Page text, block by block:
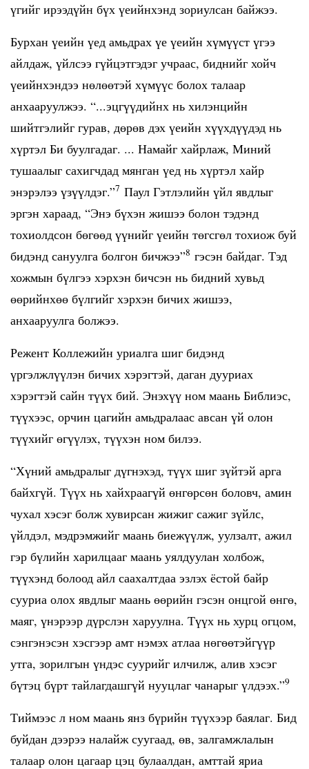
үгийг ирээдүйн бүх үеийнхэнд зориулсан байжээ.
Бурхан үеийн үед амьдрах үе үеийн хүмүүст үгээ
айлдаж, үйлсээ гүйцэтгэдэг учраас, биднийг хойч
үеийнхэндээ нөлөөтэй хүмүүс болох талаар
анхааруулжээ. “...эцгүүдийнх нь хилэнцийн
шийтгэлийг гурав, дөрөв дэх үеийн хүүхдүүдэд нь
хүртэл Би буулгадаг. ... Намайг хайрлаж, Миний
тушаалыг сахигчдад мянган үед нь хүртэл хайр
энэрэлээ үзүүлдэг.”7 Паул Гэтлэлийн үйл явдлыг
эргэн хараад, “Энэ бүхэн жишээ болон тэдэнд
тохиолдсон бөгөөд үүнийг үеийн төгсгөл тохиож буй
бидэнд сануулга болгон бичжээ”8 гэсэн байдаг. Тэд
хожмын бүлгээ хэрхэн бичсэн нь бидний хувьд
өөрийнхөө бүлгийг хэрхэн бичих жишээ,
анхааруулга болжээ.
Режент Коллежийн уриалга шиг бидэнд
үргэлжлүүлэн бичих хэрэгтэй, даган дууриах
хэрэгтэй сайн түүх бий. Энэхүү ном маань Библиэс,
түүхээс, орчин цагийн амьдралаас авсан үй олон
түүхийг өгүүлэх, түүхэн ном билээ.
“Хүний амьдралыг дүгнэхэд, түүх шиг зүйтэй арга
байхгүй. Түүх нь хайхраагүй өнгөрсөн боловч, амин
чухал хэсэг болж хувирсан жижиг сажиг зүйлс,
үйлдэл, мэдрэмжийг маань биежүүлж, уулзалт, ажил
гэр бүлийн харилцааг маань уялдуулан холбож,
түүхэнд болоод айл саахалтдаа эзлэх ёстой байр
сууриа олох явдлыг маань өөрийн гэсэн онцгой өнгө,
маяг, үнэрээр дүрслэн харуулна. Түүх нь хурц огцом,
сэнгэнэсэн хэсгээр амт нэмэх атлаа нөгөөтэйгүүр
утга, зорилгын үндэс суурийг илчилж, алив хэсэг
бүтэц бүрт тайлагдашгүй нууцлаг чанарыг үлдээх.”9
Тиймээс л ном маань янз бүрийн түүхээр баялаг. Бид
буйдан дээрээ налайж суугаад, өв, залгамжлалын
талаар олон цагаар цэц булаалдан, амттай яриа